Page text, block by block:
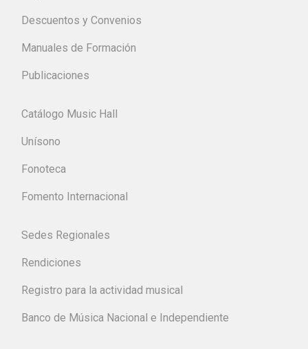
Descuentos y Convenios
Manuales de Formación
Publicaciones
Catálogo Music Hall
Unísono
Fonoteca
Fomento Internacional
Sedes Regionales
Rendiciones
Registro para la actividad musical
Banco de Música Nacional e Independiente